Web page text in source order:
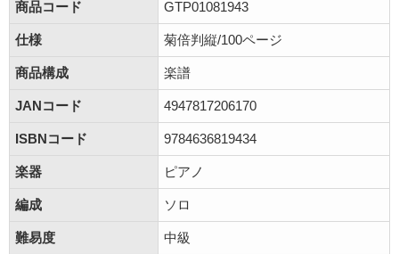
商品コード
GTP01081943
仕様 菊倍判縦/100ページ
商品構成 楽譜
JANコード 4947817206170
ISBNコード 9784636819434
楽器 ピアノ
編成 ソロ
難易度 中級